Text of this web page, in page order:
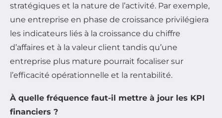
stratégiques et la nature de l’activité. Par exemple,
une entreprise en phase de croissance privilégiera
les indicateurs liés à la croissance du chiffre
d’affaires et à la valeur client tandis qu’une
entreprise plus mature pourrait focaliser sur
l’efficacité opérationnelle et la rentabilité.
À quelle fréquence faut-il mettre à jour les KPI
financiers ?